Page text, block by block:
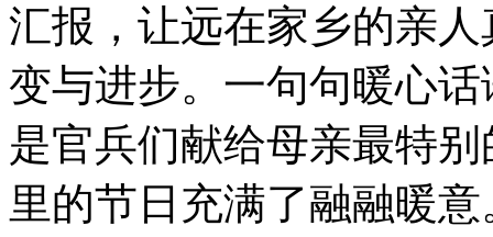
汇报，让远在家乡的亲
变与进步。一句句暖心
是官兵们献给母亲最特
里的节日充满了融融暖